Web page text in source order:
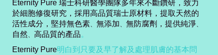
Eternity Pure 瑞士科研醫學團隊多年來不斷鑽研，致力
於細胞修復研究， 採用高品質瑞士原材料，提取天然的
活性成分，堅持無色素、 無添加、 無防腐劑，提供純淨、
自然、 高品質的產品。
Eternity Pure明白到只要及早了解及處理肌膚的基本問